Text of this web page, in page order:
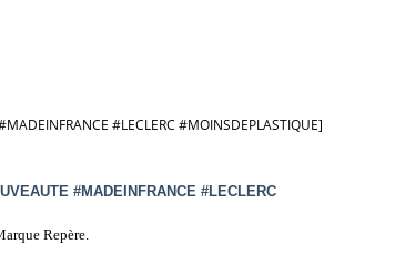
#LECLERC #MOINSDEPLASTIQUE]
#MADEINFRANCE #LECLERC
Repère.